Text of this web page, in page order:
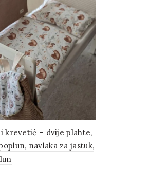
krevetić – dvije plahte,
navlaka za jastuk,